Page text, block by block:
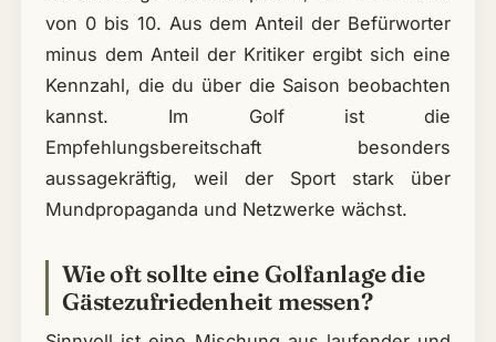
von 0 bis 10. Aus dem Anteil der Befürworter
minus dem Anteil der Kritiker ergibt sich eine
Kennzahl, die du über die Saison beobachten
kannst. Im Golf ist die
Empfehlungsbereitschaft besonders
aussagekräftig, weil der Sport stark über
Mundpropaganda und Netzwerke wächst.
Wie oft sollte eine Golfanlage die
Gästezufriedenheit messen?